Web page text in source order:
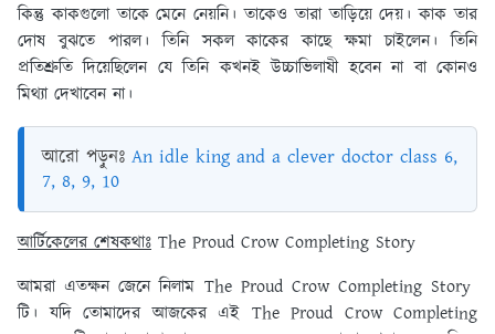
কিন্তু কাকগুলো তাকে মেনে নেয়নি। তাকেও তারা তাড়িয়ে দেয়। কাক তার
দোষ বুঝতে পারল। তিনি সকল কাকের কাছে ক্ষমা চাইলেন। তিনি
প্রতিশ্রুতি দিয়েছিলেন যে তিনি কখনই উচ্চাভিলাষী হবেন না বা কোনও
মিথ্যা দেখাবেন না।
আরো পড়ুনঃ An idle king and a clever doctor class 6,
7, 8, 9, 10
আর্টিকেলের শেষকথাঃ The Proud Crow Completing Story
আমরা এতক্ষন জেনে নিলাম The Proud Crow Completing Story
টি। যদি তোমাদের আজকের এই The Proud Crow Completing